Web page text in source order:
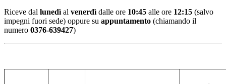
Riceve dal lunedì al venerdì dalle ore 10:45 alle ore 12:15 (salvo
impegni fuori sede) oppure su appuntamento (chiamando il
numero 0376-639427)